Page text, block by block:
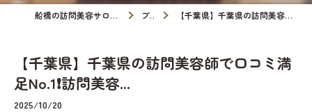
船橋の訪問美容サロンなら訪問美容palace ブログ 【千葉県】千葉県の訪問美容師で口コミ満足No.1❗️訪問美容...
【千葉県】千葉県の訪問美容師で口コミ満
足No.1❗️訪問美容...
2025/10/20